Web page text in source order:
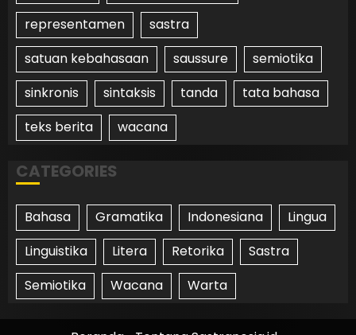
representamen
sastra
satuan kebahasaan
saussure
semiotika
sinkronis
sintaksis tanda
tata bahasa
teks berita
wacana
CATEGORIES
Bahasa Gramatika Indonesiana
Lingua
Linguistika
Litera Retorika
Sastra
Semiotika
Wacana Warta